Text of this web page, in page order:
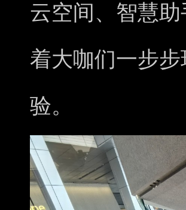
云空间、智慧
着大咖们一步
验。